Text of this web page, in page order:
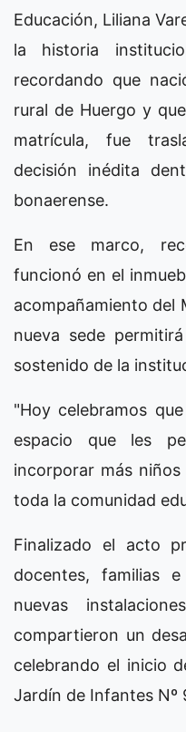
Educación, Liliana
la historia
recordando que
rural de Huergo y
matrícula, fue
decisión inédita
bonaerense.
En ese marco,
funcionó en el
acompañamiento del
nueva sede
sostenido de la
"Hoy celebramos
espacio que les
incorporar más
toda la comunidad
Finalizado el acto
docentes, familias
nuevas
compartieron un
celebrando el inicio
Jardín de Infantes Nº